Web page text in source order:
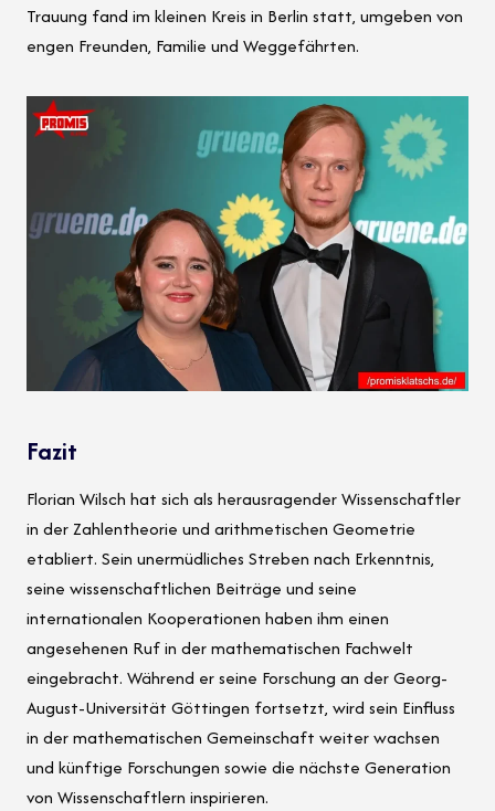
Trauung fand im kleinen Kreis in Berlin statt, umgeben von
engen Freunden, Familie und Weggefährten.
Fazit
Florian Wilsch hat sich als herausragender Wissenschaftler
in der Zahlentheorie und arithmetischen Geometrie
etabliert. Sein unermüdliches Streben nach Erkenntnis,
seine wissenschaftlichen Beiträge und seine
internationalen Kooperationen haben ihm einen
angesehenen Ruf in der mathematischen Fachwelt
eingebracht. Während er seine Forschung an der Georg-
August-Universität Göttingen fortsetzt, wird sein Einfluss
in der mathematischen Gemeinschaft weiter wachsen
und künftige Forschungen sowie die nächste Generation
von Wissenschaftlern inspirieren.